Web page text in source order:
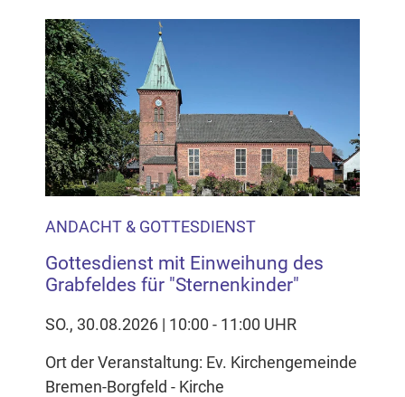
ANDACHT & GOTTESDIENST
Gottesdienst mit Einweihung des
Grabfeldes für "Sternenkinder"
SO., 30.08.2026 | 10:00 - 11:00 UHR
Ort der Veranstaltung: Ev. Kirchengemeinde
Bremen-Borgfeld - Kirche